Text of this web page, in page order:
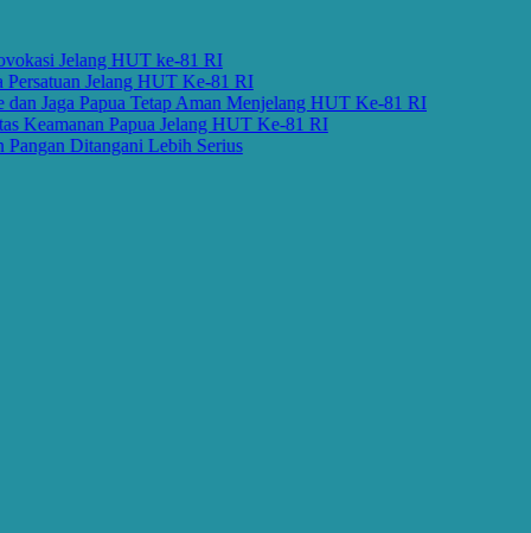
Jelang HUT ke-81 RI
Jelang HUT Ke-81 RI
Papua Tetap Aman Menjelang HUT Ke-81 RI
Papua Jelang HUT Ke-81 RI
Ditangani Lebih Serius